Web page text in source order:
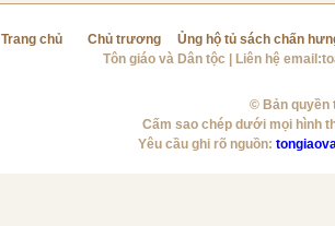
Trang chủ Chủ trương
Ủng hộ tủ sách chấn
Tôn giáo và Dân tộc | Liên hệ email:
© Bản quyền
Cấm sao chép dưới mọi hình
Yêu cầu ghi rõ nguồn: